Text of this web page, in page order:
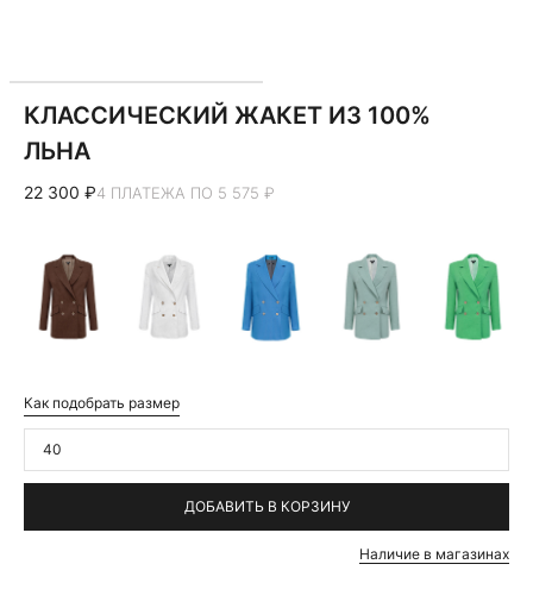
КЛАССИЧЕСКИЙ ЖАКЕТ ИЗ 100%
ЛЬНА
22 300 ₽4 ПЛАТЕЖА ПО 5 575 ₽
Как подобрать размер
40
ДОБАВИТЬ В КОРЗИНУ
Наличие в магазинах